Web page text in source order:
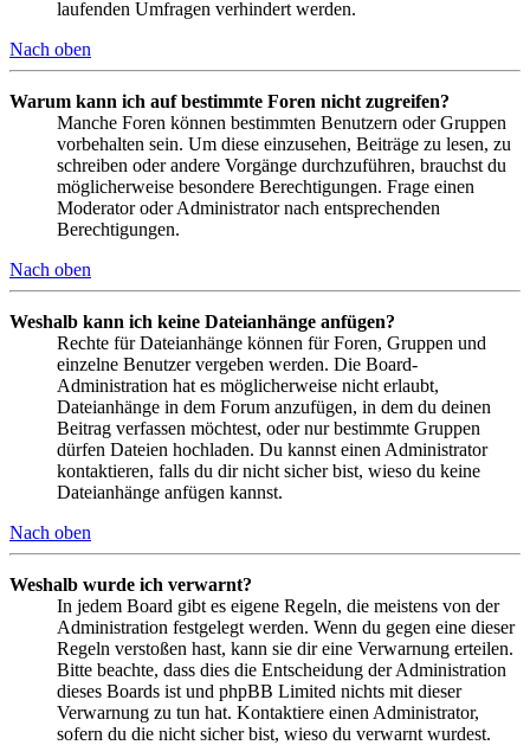
laufenden Umfragen verhindert werden.
Nach oben
Warum kann ich auf bestimmte Foren nicht zugreifen?
Manche Foren können bestimmten Benutzern oder Gruppen
vorbehalten sein. Um diese einzusehen, Beiträge zu lesen, zu
schreiben oder andere Vorgänge durchzuführen, brauchst du
möglicherweise besondere Berechtigungen. Frage einen
Moderator oder Administrator nach entsprechenden
Berechtigungen.
Nach oben
Weshalb kann ich keine Dateianhänge anfügen?
Rechte für Dateianhänge können für Foren, Gruppen und
einzelne Benutzer vergeben werden. Die Board-
Administration hat es möglicherweise nicht erlaubt,
Dateianhänge in dem Forum anzufügen, in dem du deinen
Beitrag verfassen möchtest, oder nur bestimmte Gruppen
dürfen Dateien hochladen. Du kannst einen Administrator
kontaktieren, falls du dir nicht sicher bist, wieso du keine
Dateianhänge anfügen kannst.
Nach oben
Weshalb wurde ich verwarnt?
In jedem Board gibt es eigene Regeln, die meistens von der
Administration festgelegt werden. Wenn du gegen eine dieser
Regeln verstoßen hast, kann sie dir eine Verwarnung erteilen.
Bitte beachte, dass dies die Entscheidung der Administration
dieses Boards ist und phpBB Limited nichts mit dieser
Verwarnung zu tun hat. Kontaktiere einen Administrator,
sofern du die nicht sicher bist, wieso du verwarnt wurdest.